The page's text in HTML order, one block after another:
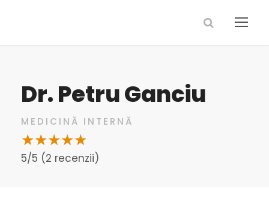
Dr. Petru Ganciu
MEDICINĂ INTERNĂ
5/5 (2 recenzii)